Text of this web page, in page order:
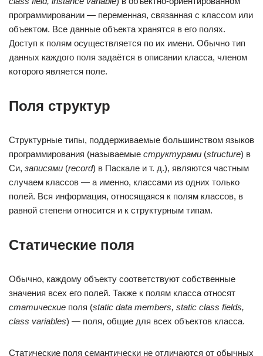
программировании — переменная, связанная с классом или
объектом. Все данные объекта хранятся в его полях.
Доступ к полям осуществляется по их имени. Обычно тип
данных каждого поля задаётся в описании класса, членом
которого является поле.
Поля структур
Структурные типы, поддерживаемые большинством языков
программирования (называемые структурами (structure) в
Си, записями (record) в Паскале и т. д.), являются частным
случаем классов — а именно, классами из одних только
полей. Вся информация, относящаяся к полям классов, в
равной степени относится и к структурным типам.
Статические поля
Обычно, каждому объекту соответствуют собственные
значения всех его полей. Также к полям класса относят
статические поля (static data members, static class fields,
class variables) — поля, общие для всех объектов класса.
Статические поля семантически не отличаются от обычных